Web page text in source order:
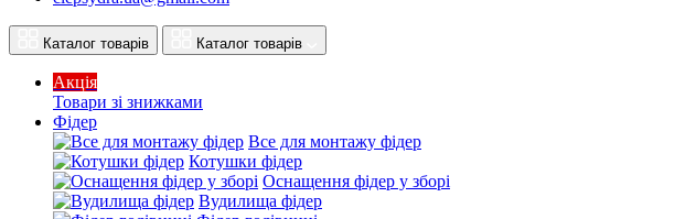
Каталог товарів Каталог товарів
Акція
Товари зі знижками
Фідер
Все для монтажу фідер
Котушки фідер
Оснащення фідер у зборі
Вудилища фідер